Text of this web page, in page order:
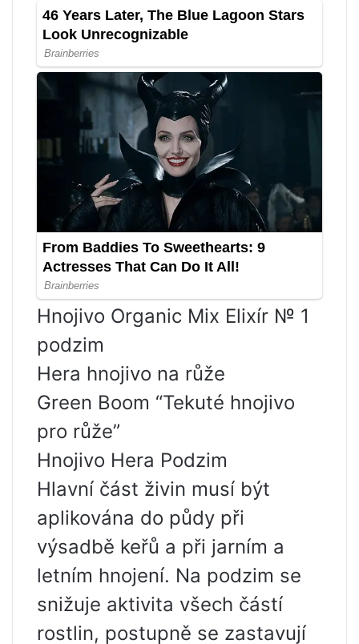
Hnojivo Organic Mix Elixír № 1
podzim
Hera hnojivo na růže
Green Boom “Tekuté hnojivo
pro růže”
Hnojivo Hera Podzim
Hlavní část živin musí být
aplikována do půdy při
výsadbě keřů a při jarním a
letním hnojení. Na podzim se
snižuje aktivita všech částí
rostlin, postupně se zastavují